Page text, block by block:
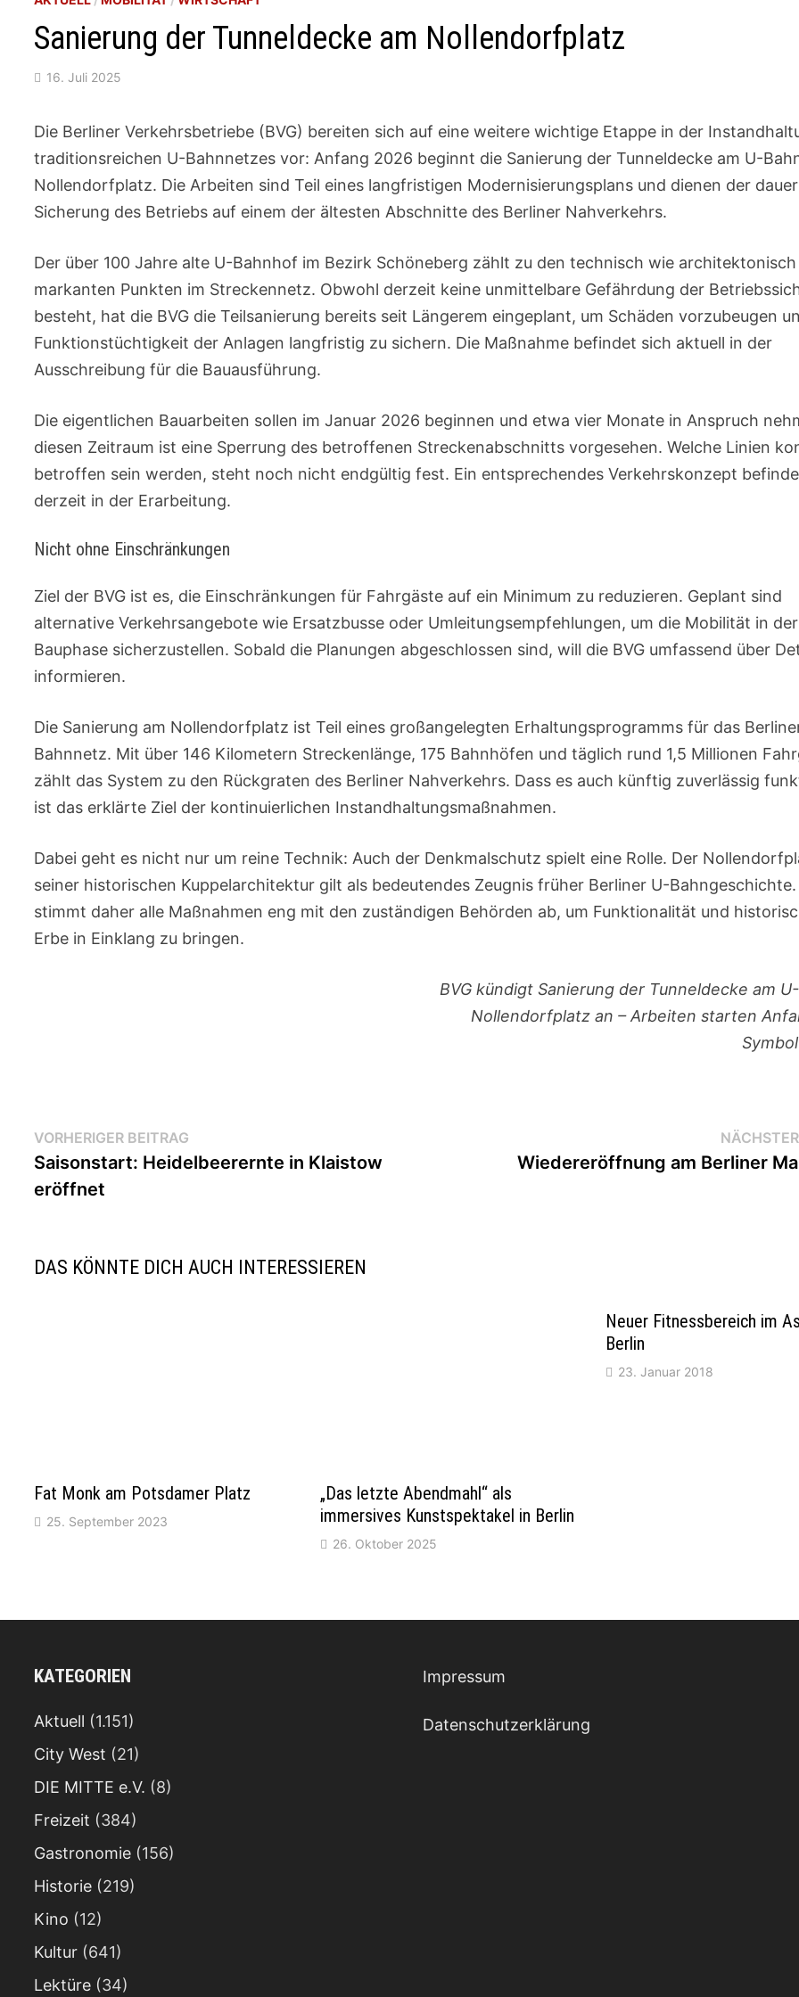
Sanierung der Tunneldecke am Nollendorfplatz
16. Juli 2025
Die Berliner Verkehrsbetriebe (BVG) bereiten sich auf eine weitere wichtige Etappe in der
traditionsreichen U-Bahnnetzes vor: Anfang 2026 beginnt die Sanierung der Tunneldecke am U-
Nollendorfplatz. Die Arbeiten sind Teil eines langfristigen Modernisierungsplans und dienen der
Sicherung des Betriebs auf einem der ältesten Abschnitte des Berliner Nahverkehrs.
Der über 100 Jahre alte U-Bahnhof im Bezirk Schöneberg zählt zu den technisch wie architektonisch
markanten Punkten im Streckennetz. Obwohl derzeit keine unmittelbare Gefährdung der
besteht, hat die BVG die Teilsanierung bereits seit Längerem eingeplant, um Schäden vorzubeugen
Funktionstüchtigkeit der Anlagen langfristig zu sichern. Die Maßnahme befindet sich aktuell in der
Ausschreibung für die Bauausführung.
Die eigentlichen Bauarbeiten sollen im Januar 2026 beginnen und etwa vier Monate in Anspruch
diesen Zeitraum ist eine Sperrung des betroffenen Streckenabschnitts vorgesehen. Welche Linien
betroffen sein werden, steht noch nicht endgültig fest. Ein entsprechendes Verkehrskonzept
derzeit in der Erarbeitung.
Nicht ohne Einschränkungen
Ziel der BVG ist es, die Einschränkungen für Fahrgäste auf ein Minimum zu reduzieren. Geplant sind
alternative Verkehrsangebote wie Ersatzbusse oder Umleitungsempfehlungen, um die Mobilität in der
Bauphase sicherzustellen. Sobald die Planungen abgeschlossen sind, will die BVG umfassend über
informieren.
Die Sanierung am Nollendorfplatz ist Teil eines großangelegten Erhaltungsprogramms für das
Bahnnetz. Mit über 146 Kilometern Streckenlänge, 175 Bahnhöfen und täglich rund 1,5 Millionen
zählt das System zu den Rückgraten des Berliner Nahverkehrs. Dass es auch künftig zuverlässig
ist das erklärte Ziel der kontinuierlichen Instandhaltungsmaßnahmen.
Dabei geht es nicht nur um reine Technik: Auch der Denkmalschutz spielt eine Rolle. Der
seiner historischen Kuppelarchitektur gilt als bedeutendes Zeugnis früher Berliner U-Bahngeschichte.
stimmt daher alle Maßnahmen eng mit den zuständigen Behörden ab, um Funktionalität und
Erbe in Einklang zu bringen.
BVG kündigt Sanierung der Tunneldecke am
Nollendorfplatz an – Arbeiten starten
Beitragsnavigation
VORHERIGER BEITRAG
Beitrag:
Saisonstart: Heidelbeerernte in Klaistow
eröffnet
Wiedereröffnung am Berliner
DAS KÖNNTE DICH AUCH INTERESSIEREN
Fat Monk am Potsdamer Platz
25. September 2023
„Das letzte Abendmahl“ als
immersives Kunstspektakel in Berlin
26. Oktober 2025
Neuer Fitnessbereich im
Berlin
23. Januar 2018
KATEGORIEN
Aktuell (1.151)
City West (21)
DIE MITTE e.V. (8)
Freizeit (384)
Gastronomie (156)
Historie (219)
Kino (12)
Kultur (641)
Lektüre (34)
Impressum
Datenschutzerklärung